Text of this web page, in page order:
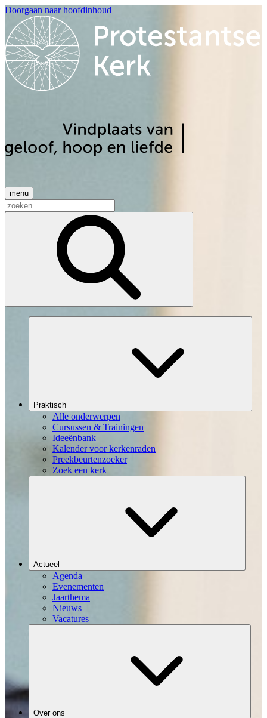
Doorgaan naar hoofdinhoud
menu
Praktisch
Alle onderwerpen
Cursussen & Trainingen
Ideeënbank
Kalender voor kerkenraden
Preekbeurtenzoeker
Zoek een kerk
Actueel
Agenda
Evenementen
Jaarthema
Nieuws
Vacatures
Over ons